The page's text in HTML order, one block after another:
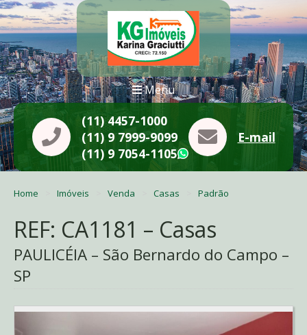
Menu
(11) 4457-1000
(11) 9 7999-9099
(11) 9 7054-1105
WhatsApp
E-mail
Home Imóveis Venda Casas Padrão
REF: CA1181 – Casas
PAULICÉIA – São Bernardo do Campo –
SP